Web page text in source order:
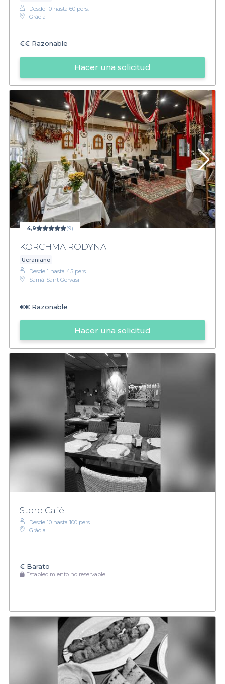
Desde 10 hasta 60 pers.
Gràcia
€€ Razonable
Hacer una solicitud
4,9 (9)
KORCHMA RODYNA
Ucraniano
Desde 1 hasta 45 pers.
Sarrià-Sant Gervasi
€€ Razonable
Hacer una solicitud
Store Cafè
Desde 10 hasta 100 pers.
Gràcia
€ Barato
Establecimiento no reservable